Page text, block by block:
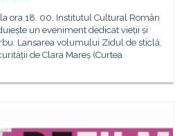
ora 18. 00, Institutul Cultural Român
un eveniment dedicat vieții și
Lansarea volumului Zidul de sticlă.
de Clara Mareș (Curtea